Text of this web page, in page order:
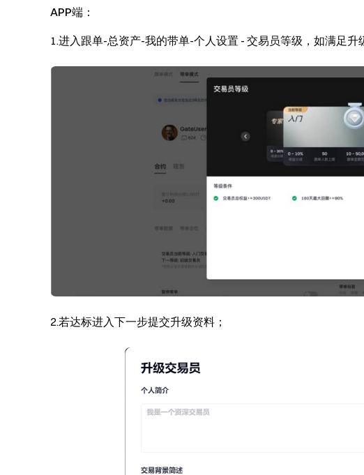
APP端：
1.进入跟单-总资产-我的带单-个人设置 - 交易员等级，如满足升
2.若达标进入下一步提交升级资料；